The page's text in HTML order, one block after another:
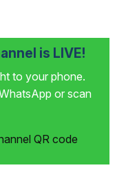
is LIVE!
to your phone.
or scan